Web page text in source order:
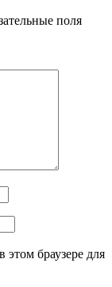
поля
этом браузере для